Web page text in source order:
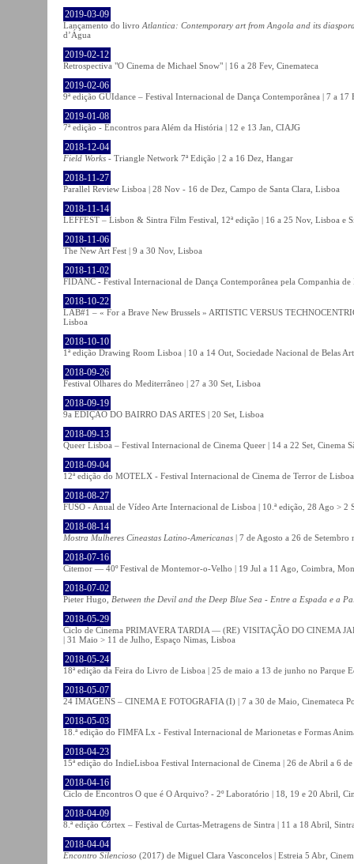
2019-03-09
Lançamento do livro Atlantica: Contemporary art from Angola and its
d’Água
2019-02-12
Retrospectiva "O Cinema de Michael Snow" | 16 a 28 Fev, Cinemateca
2019-02-06
9ª edição GUIdance – Festival Internacional de Dança Contemporânea | 7 a 17
2019-01-08
7ª edição - Encontros para Além da História | 12 e 13 Jan, CIAJG
2018-12-04
Field Works - Triangle Network 7ª Edição | 2 a 16 Dez, Hangar
2018-11-27
Parallel Review Lisboa | 28 Nov - 16 de Dez, Campo de Santa Clara, Lisboa
2018-11-14
LEFFEST – Lisbon & Sintra Film Festival, 12ª edição | 16 a 25 Nov, Lisboa e
2018-11-06
The New Art Fest | 9 a 30 Nov, Lisboa
2018-11-02
FIDANC - Festival Internacional de Dança Contemporânea pela Companhia
2018-10-22
LAB#1 – « For a Brave New Brussels » ARTISTIC VERSUS
Lisboa
2018-10-10
1ª edição Drawing Room Lisboa | 10 a 14 Out, Sociedade Nacional de Belas
2018-09-26
Festival Olhares do Mediterrâneo | 27 a 30 Set, Lisboa
2018-09-19
9a EDIÇÃO DO BAIRRO DAS ARTES | 20 Set, Lisboa
2018-09-13
Queer Lisboa – Festival Internacional de Cinema Queer | 14 a 22 Set, Cinema
2018-09-04
12ª edição do MOTELX - Festival Internacional de Cinema de Terror de
2018-08-27
FUSO - Anual de Vídeo Arte Internacional de Lisboa | 10.ª edição, 28 Ago > 2
2018-08-14
Mostra Mulheres Cineastas Latino-Americanas | 7 de Agosto a 26 de Setembro
2018-07-16
Citemor — 40º Festival de Montemor-o-Velho | 19 Jul a 11 Ago, Coimbra,
2018-07-02
Pieter Hugo, Between the Devil and the Deep Blue Sea - Entre a Espada e a
2018-05-29
Ciclo de Cinema PRIMAVERA TARDIA — (RE) VISITAÇÃO DO CINEMA
| 31 Maio > 11 de Julho, Espaço Nimas, Lisboa
2018-05-24
18ª edição da Feira do Livro de Lisboa | 25 de maio a 13 de junho no Parque
2018-05-07
24 IMAGENS – CINEMA E FOTOGRAFIA (I) | 7 a 30 de Maio, Cinemateca
2018-05-03
18.ª edição do FIMFA Lx - Festival Internacional de Marionetas e Formas
2018-04-23
15ª edição do IndieLisboa Festival Internacional de Cinema | 26 de Abril a 6
2018-04-16
Ciclo de Encontros O que é O Arquivo? - 2º Laboratório | 18, 19 e 20 Abril,
2018-04-09
8.ª edição Córtex – Festival de Curtas-Metragens de Sintra | 11 a 18 Abril,
2018-04-04
Encontro Silencioso (2017) de Miguel Clara Vasconcelos | Estreia 5 Abr,